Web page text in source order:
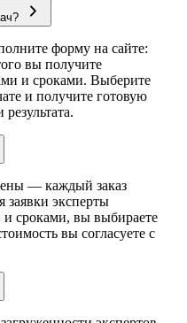
форму на сайте:
вы получите
и сроками. Выберите
и получите готовую
— каждый заказ
заявки эксперты
сроками, вы выбираете
вы согласуете с